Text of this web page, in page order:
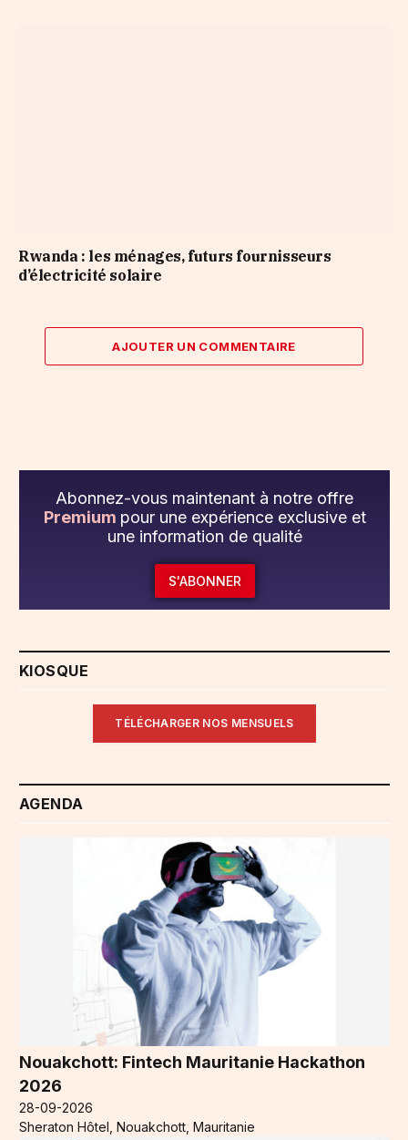
Rwanda : les ménages, futurs fournisseurs
d’électricité solaire
AJOUTER UN COMMENTAIRE
Abonnez-vous maintenant à notre offre
Premium pour une expérience exclusive et
une information de qualité
S'ABONNER
KIOSQUE
TÉLÉCHARGER NOS MENSUELS
AGENDA
Nouakchott: Fintech Mauritanie Hackathon
2026
28-09-2026
Sheraton Hôtel, Nouakchott, Mauritanie